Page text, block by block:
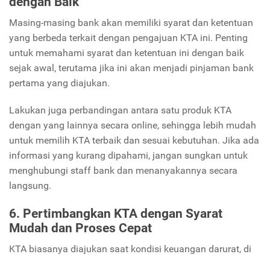
Masing-masing bank akan memiliki syarat dan ketentuan
yang berbeda terkait dengan pengajuan KTA ini. Penting
untuk memahami syarat dan ketentuan ini dengan baik
sejak awal, terutama jika ini akan menjadi pinjaman bank
pertama yang diajukan.
Lakukan juga perbandingan antara satu produk KTA
dengan yang lainnya secara online, sehingga lebih mudah
untuk memilih KTA terbaik dan sesuai kebutuhan. Jika ada
informasi yang kurang dipahami, jangan sungkan untuk
menghubungi staff bank dan menanyakannya secara
langsung.
6. Pertimbangkan KTA dengan Syarat
Mudah dan Proses Cepat
KTA biasanya diajukan saat kondisi keuangan darurat, di